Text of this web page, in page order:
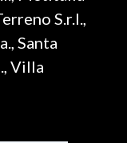
S.r.l.,
Santa
Villa